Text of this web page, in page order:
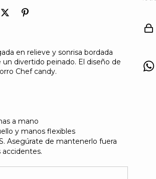
en relieve y sonrisa bordada
divertido peinado. El diseño de
Chef candy.
a mano
y manos flexibles
Asegúrate de mantenerlo fuera
accidentes.